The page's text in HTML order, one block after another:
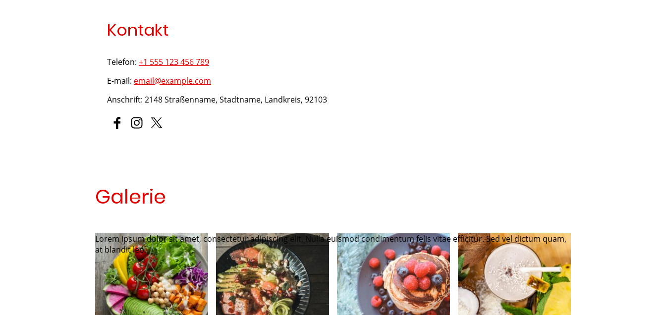
Kontakt
Telefon: +1 555 123 456 789
E-mail: email@example.com
Anschrift: 2148 Straßenname, Stadtname, Landkreis, 92103
Galerie
Lorem ipsum dolor sit amet, consectetur adipiscing elit. Nulla euismod condimentum felis vitae efficitur. Sed vel dictum quam,
at blandit leo.